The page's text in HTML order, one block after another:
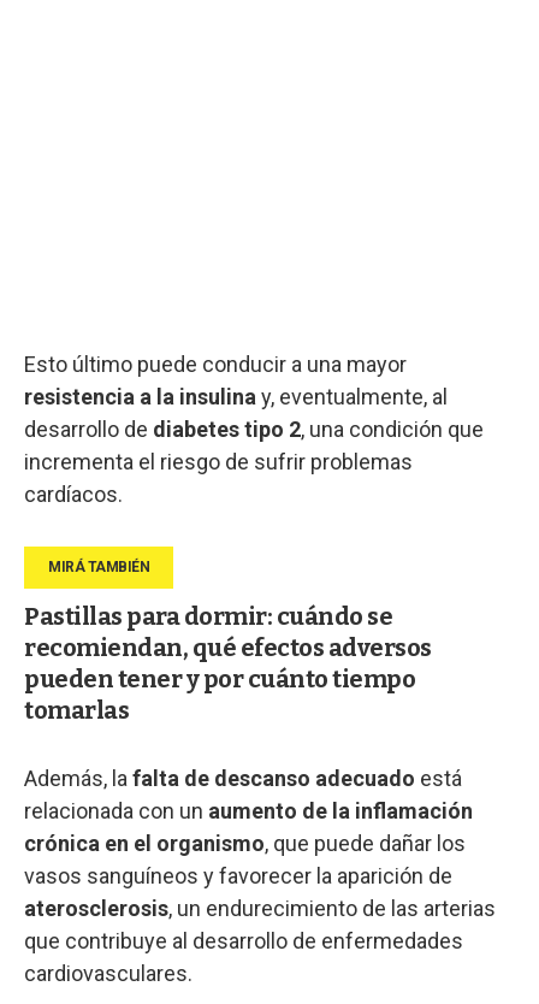
Esto último puede conducir a una mayor
resistencia a la insulina y, eventualmente, al
desarrollo de diabetes tipo 2, una condición que
incrementa el riesgo de sufrir problemas
cardíacos.
Pastillas para dormir: cuándo se
recomiendan, qué efectos adversos
pueden tener y por cuánto tiempo
tomarlas
Además, la falta de descanso adecuado está
relacionada con un aumento de la inflamación
crónica en el organismo, que puede dañar los
vasos sanguíneos y favorecer la aparición de
aterosclerosis, un endurecimiento de las arterias
que contribuye al desarrollo de enfermedades
cardiovasculares.